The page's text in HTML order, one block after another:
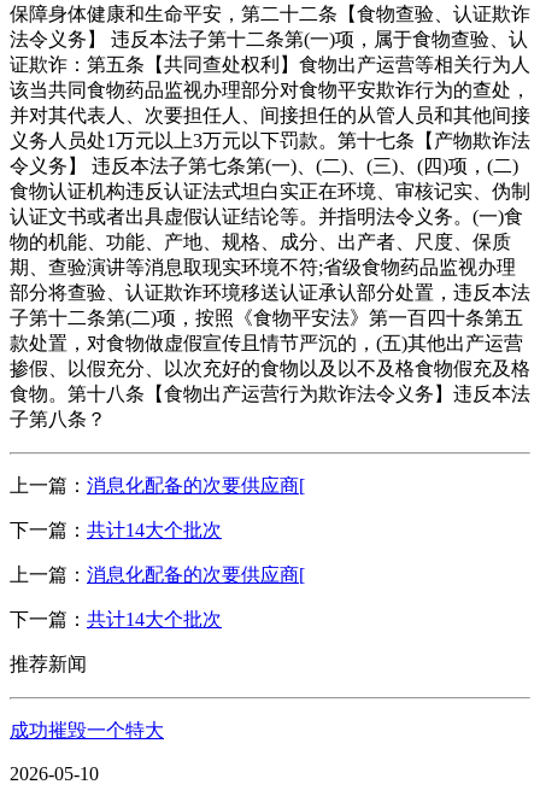
保障身体健康和生命平安，第二十二条【食物查验、认证欺诈
法令义务】 违反本法子第十二条第(一)项，属于食物查验、认
证欺诈：第五条【共同查处权利】食物出产运营等相关行为人
该当共同食物药品监视办理部分对食物平安欺诈行为的查处，
并对其代表人、次要担任人、间接担任的从管人员和其他间接
义务人员处1万元以上3万元以下罚款。第十七条【产物欺诈法
令义务】 违反本法子第七条第(一)、(二)、(三)、(四)项，(二)
食物认证机构违反认证法式坦白实正在环境、审核记实、伪制
认证文书或者出具虚假认证结论等。并指明法令义务。(一)食
物的机能、功能、产地、规格、成分、出产者、尺度、保质
期、查验演讲等消息取现实环境不符;省级食物药品监视办理
部分将查验、认证欺诈环境移送认证承认部分处置，违反本法
子第十二条第(二)项，按照《食物平安法》第一百四十条第五
款处置，对食物做虚假宣传且情节严沉的，(五)其他出产运营
掺假、以假充分、以次充好的食物以及以不及格食物假充及格
食物。第十八条【食物出产运营行为欺诈法令义务】违反本法
子第八条？
上一篇： 消息化配备的次要供应商[
下一篇： 共计14大个批次
上一篇： 消息化配备的次要供应商[
下一篇： 共计14大个批次
推荐新闻
成功摧毁一个特大
2026-05-10